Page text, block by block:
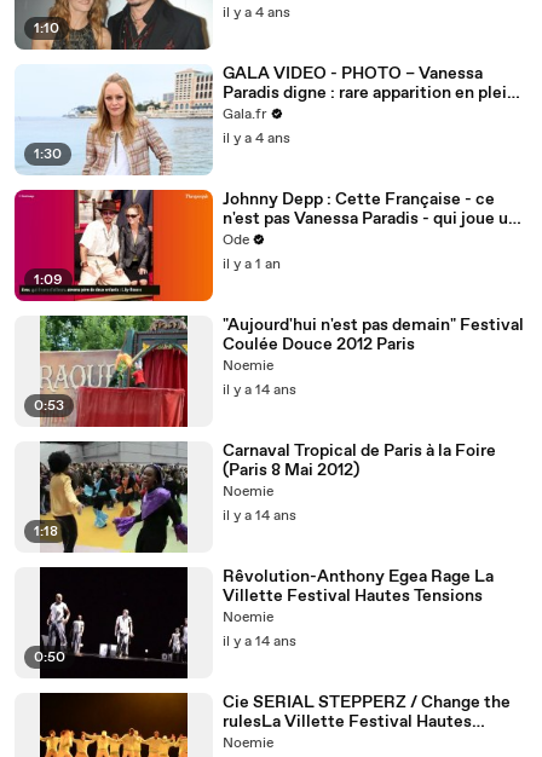
1:10
il y a 4 ans
1:30
GALA VIDEO - PHOTO – Vanessa
Paradis digne : rare apparition en pleine
débâcle du procès Johnny Depp
Gala.fr
il y a 4 ans
1:09
Johnny Depp : Cette Française - ce
n'est pas Vanessa Paradis - qui joue un
rôle important dans sa vie
Ode
il y a 1 an
0:53
"Aujourd'hui n'est pas demain" Festival
Coulée Douce 2012 Paris
Noemie
il y a 14 ans
1:18
Carnaval Tropical de Paris à la Foire
(Paris 8 Mai 2012)
Noemie
il y a 14 ans
0:50
Rêvolution-Anthony Egea Rage La
Villette Festival Hautes Tensions
Noemie
il y a 14 ans
Cie SERIAL STEPPERZ / Change the
rulesLa Villette Festival Hautes
Tensions
Noemie